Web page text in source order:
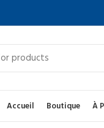
Accueil Boutique À